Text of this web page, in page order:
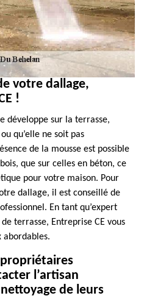
votre dallage,
!
développe sur la terrasse,
qu’elle ne soit pas
de la mousse est possible
que sur celles en béton, ce
pour votre maison. Pour
dallage, il est conseillé de
En tant qu’expert
terrasse, Entreprise CE vous
abordables.
l’artisan
de leurs